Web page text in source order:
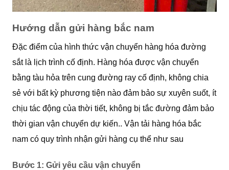
Hướng dẫn gửi hàng bắc nam
Đặc điểm của hình thức vận chuyển hàng hóa đường
sắt là lịch trình cố định. Hàng hóa được vận chuyển
bằng tàu hỏa trên cung đường ray cố định, không chia
sẻ với bất kỳ phương tiện nào đảm bảo sự xuyên suốt, ít
chịu tác động của thời tiết, không bị tắc đường đảm bảo
thời gian vận chuyển dự kiến.. Vận tải hàng hóa bắc
nam có quy trình nhận gửi hàng cụ thể như sau
Bước 1: Gửi yêu cầu vận chuyển